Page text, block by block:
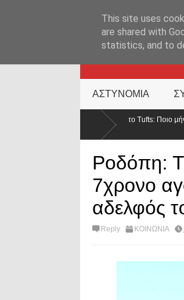
ΑΣΤΥΝΟΜΙΑ
στο Tufts: Ποιο μήνυμα στέλνει η ΕΛ.ΑΣ. σε ένα
Ροδόπη:
7χρονο
αδελφός
Reply ΚΟΙΝΩΝΙΑ
This site uses
are shared with
statistics, and to